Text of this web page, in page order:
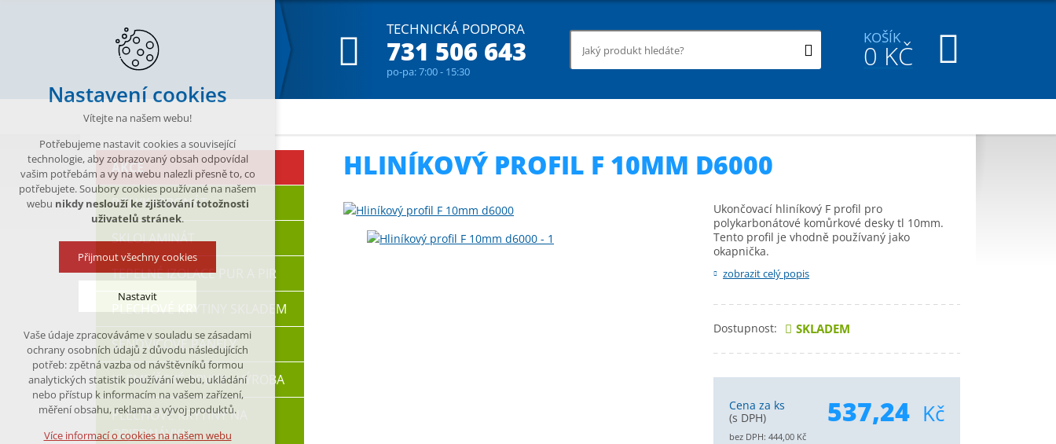
TECHNICKÁ PODPORA
731 506 643
po-pa: 7:00 - 15:30
KOŠÍK
0 KČ
Katalog PŘÍSLUŠENSTVÍ
HLINÍKOVÝ PROFIL F 10MM D6000
Ukončovací hliníkový F profil pro
polykarbonátové komůrkové desky tl 10mm.
Tento profil je vhodně používaný jako
okapnička.
zobrazit celý popis
Dostupnost: SKLADEM
Cena za ks
(s DPH)
537,24 Kč
bez DPH: 444,00 Kč
AKCE
POLYKARBONÁT
SKLOLAMINÁT
TEPELNÉ IZOLACE PUR A PIR
PLECHOVÉ KRYTINY SKLADEM
SENDVIČOVÉ PANELY
KLEMPÍŘSKÉ PRVKY - VÝROBA
PLECHOVÉ KRYTINY NA
OBJEDNÁVKU
Nastavení cookies
Vítejte na našem webu!
Potřebujeme nastavit cookies a související
technologie, aby zobrazovaný obsah odpovídal
vašim potřebám a vy na webu nalezli přesně to, co
potřebujete. Soubory cookies používané na našem
webu nikdy neslouží ke zjišťování totožnosti
uživatelů stránek.
Přijmout všechny cookies
Nastavit
Technická cookies
nutná pro provozování webu
udržení kontextu stránek (session):
případná přihlášení, volby jazyka, apod.
Volitelná cookies
Vaše údaje zpracováváme v souladu se zásadami
ochrany osobních údajů z důvodu následujících
potřeb: zpětná vazba od návštěvníků formou
analytických statistik používání webu, ukládání
nebo přístup k informacím na vašem zařízení,
měření obsahu, reklama a vývoj produktů.
Více informací o cookies na našem webu